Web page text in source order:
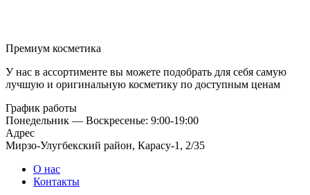
Премиум косметика
У нас в ассортименте вы можете подобрать для себя самую
лучшую и оригинальную косметику по доступным ценам
График работы
Понедельник — Воскресенье: 9:00-19:00
Адрес
Мирзо-Улугбекский район, Карасу-1, 2/35
О нас
Контакты